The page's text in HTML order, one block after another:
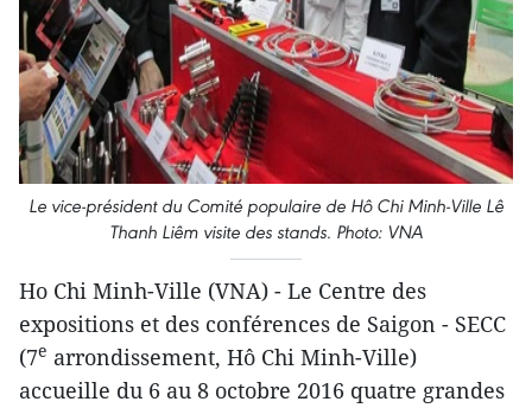
Le vice-président du Comité populaire de Hô Chi Minh-Ville Lê
Thanh Liêm visite des stands. Photo: VNA
Ho Chi Minh-Ville (VNA) - Le Centre des
expositions et des conférences de Saigon - SECC
(7e arrondissement, Hô Chi Minh-Ville)
accueille du 6 au 8 octobre 2016 quatre grandes